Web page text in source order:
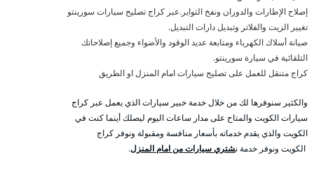
إصلاح الإطارات والدوران ونفخ التواير.عبر كراج تصليح سيارات سورينتو
تغيير الزيت والفلاتر وتبديل دارات التبديل.
صيانة أسلاك الكهرباء ومتابعة عديد الوقود والأضواء وجميع إصلاحاتك
التلقائية في سيارة سورينتو.
كراج متنقل للعمل على تصليح سيارات امام المنزل او الطريق
والكثير سنوفرها لك من خلال خدمة خبير سيارات الذي يعمل عبر كراج
سيارات الكويت والمتاح على مدار ساعات اليوم ليصلك أينما كنت في
الكويت والذي يقدم خدماته بأسعار منافسة ومقبولة ونوفر كراج
الكويت ونوفر خدمة نشتري سيارات من امام المنزل.